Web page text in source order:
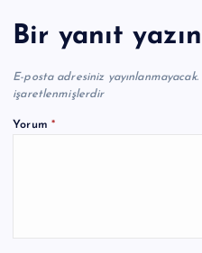
Bir yanıt yazın
E-posta adresiniz yayınlanmayacak.
işaretlenmişlerdir
Yorum *